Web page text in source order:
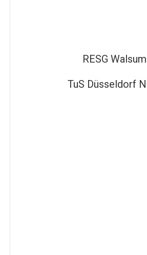
RESG Walsum
TuS Düsseldorf